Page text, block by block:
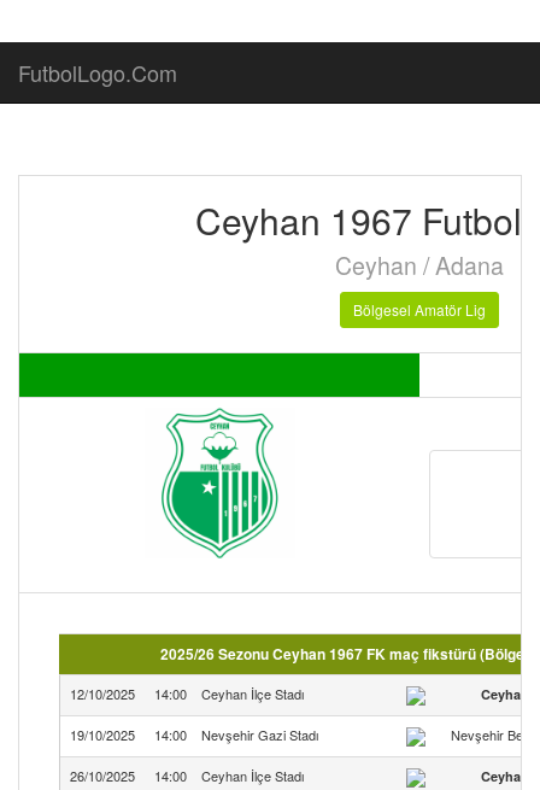
FutbolLogo.Com
Ceyhan 1967 Futbol
Ceyhan / Adana
Bölgesel Amatör Lig
2025/26 Sezonu Ceyhan 1967 FK maç fikstürü
12/10/2025 14:00 Ceyhan İlçe Stadı Ceyhan
19/10/2025 14:00 Nevşehir Gazi Stadı Nevşehir
26/10/2025 14:00 Ceyhan İlçe Stadı Ceyhan